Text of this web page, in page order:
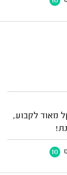
מאוד לקבוע,
10